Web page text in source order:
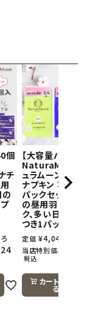
個
チ
【大容量パック】
NaturaMoon(
ュラムーン) 生理
ナプキン 羽つき
パックセット(多
の昼用羽つき1パ
ク、多い日の夜
つき1パック)
定価 ¥4,048
当店特別価格
税込
カートに入れ
る